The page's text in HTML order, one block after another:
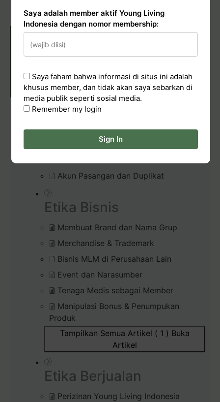
POLICIES & CONDUCT
Kode Etik Young Living Indonesia
Akun Pasangan dan Duplikat
Etika Bisnis
Membuat Brand dan Nama Grup
Merchandise & Trademark
Bisnis MLM di Perusahaan Lain
Event dan Narasumber
Tenaga Medis sebagai Member
Manipulasi Bonus & Penumpukan
Produk
Tampilkan Semua Artikel ( 1 ) Buka
Artikel
Etika Berjualan
Perizinan Young Living Indonesia
Saya adalah member aktif Young Living
Indonesia dengan nomor membership:
Saya faham bahwa informasi di situs ini adalah
khusus member, dan tidak akan saya sebarkan di
media publik seperti sosial media.
Remember my login
Sign In